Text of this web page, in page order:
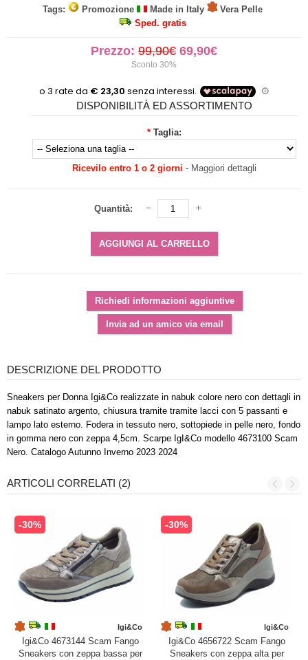
Tags:
Promozione Made in Italy
Vera Pelle
Sped. gratis
Prezzo: 99,90€ 69,90€
Sconto 30%
DISPONIBILITÀ ED ASSORTIMENTO
* Taglia:
Ricevilo entro 1 o 2 giorni - Maggiori dettagli
Quantità:
DESCRIZIONE DEL PRODOTTO
Sneakers per Donna Igi&Co realizzate in nabuk colore nero con dettagli in
nabuk satinato argento, chiusura tramite tramite lacci con 5 passanti e
lampo lato esterno. Fodera in tessuto nero, sottopiede in pelle nero, fondo
in gomma nero con zeppa 4,5cm. Scarpe IgI&Co modello 4673100 Scam
Nero. Catalogo Autunno Inverno 2023 2024
ARTICOLI CORRELATI (2)
-30%
Igi&Co
Igi&Co 4673144 Scam Fango
Sneakers con zeppa bassa per
-30%
Igi&Co
Igi&Co 4656722 Scam Fango
Sneakers con zeppa alta per